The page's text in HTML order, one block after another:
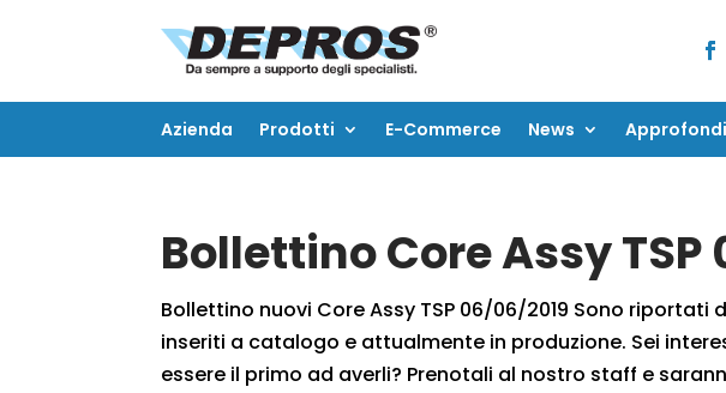
Azienda Prodotti E-Commerce News
Azienda Prodotti E-Commerce News
Bollettino Core Assy TSP
Bollettino nuovi Core Assy TSP 06/06/2019 Sono riportati
inseriti a catalogo e attualmente in produzione. Sei
essere il primo ad averli? Prenotali al nostro staff e